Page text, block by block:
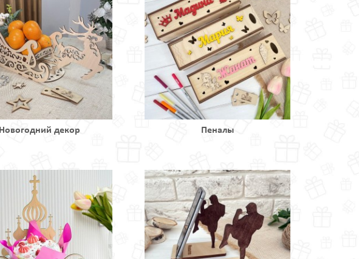
Новогодний декор Пеналы